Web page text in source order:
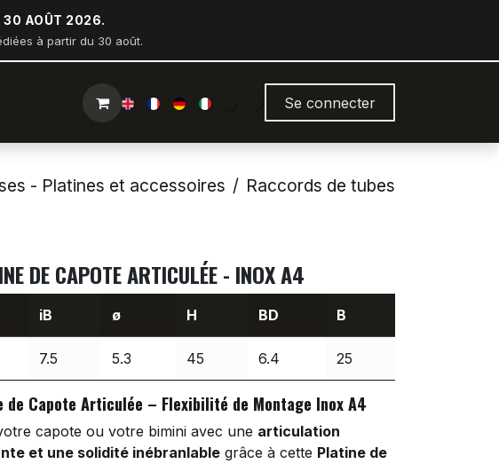
30 AOÛT 2026.
à partir du 30 août.
Se connecter
- Platines et accessoires
Raccords de tubes
DE CAPOTE ARTICULÉE - INOX A4
iB ø H BD B
7.5 5.3 45 6.4 25
de Capote Articulée – Flexibilité de Montage Inox A4
capote ou votre bimini avec une articulation
et une solidité inébranlable grâce à cette Platine de